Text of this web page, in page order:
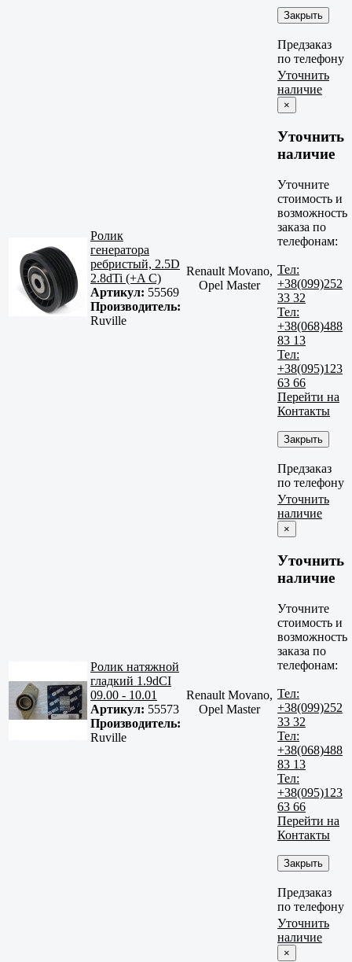
Закрыть
Предзаказ
по телефону
Ролик
генератора
ребристый, 2.5D
2.8dTi (+A C)
Артикул: 55569
Производитель:
Ruville
Renault Movano,
Opel Master
Уточнить
наличие
×
Уточнить
наличие
Уточните
стоимость и
возможность
заказа по
телефонам:
Тел:
+38(099)252
33 32
Тел:
+38(068)488
83 13
Тел:
+38(095)123
63 66
Перейти на
Контакты
Закрыть
Предзаказ
по телефону
Ролик натяжной
гладкий 1.9dCI
09.00 - 10.01
Артикул: 55573
Производитель:
Ruville
Renault Movano,
Opel Master
Уточнить
наличие
×
Уточнить
наличие
Уточните
стоимость и
возможность
заказа по
телефонам:
Тел:
+38(099)252
33 32
Тел:
+38(068)488
83 13
Тел:
+38(095)123
63 66
Перейти на
Контакты
Закрыть
Предзаказ
по телефону
Уточнить
наличие
×